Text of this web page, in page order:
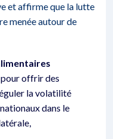
et affirme que la lutte
menée autour de
offrir des
la volatilité
dans le